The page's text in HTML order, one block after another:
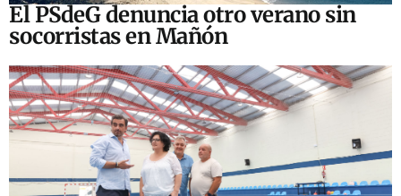
El PSdeG denuncia otro verano sin
socorristas en Mañón